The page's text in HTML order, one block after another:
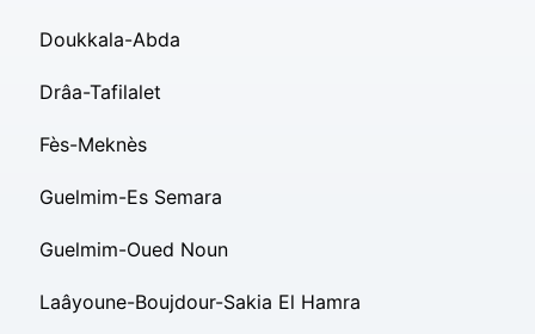
Doukkala-Abda
Drâa-Tafilalet
Fès-Meknès
Guelmim-Es Semara
Guelmim-Oued Noun
Laâyoune-Boujdour-Sakia El Hamra